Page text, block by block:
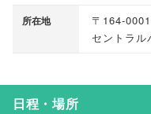
所在地
〒164-
セントラ
日程・場所